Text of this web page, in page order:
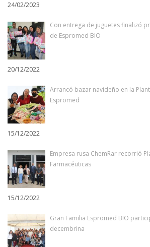
24/02/2023
Con entrega de juguetes finalizó
de Espromed BIO
20/12/2022
Arrancó bazar navideño en la
Espromed
15/12/2022
Empresa rusa ChemRar recorrió
Farmacéuticas
15/12/2022
Gran Familia Espromed BIO
decembrina